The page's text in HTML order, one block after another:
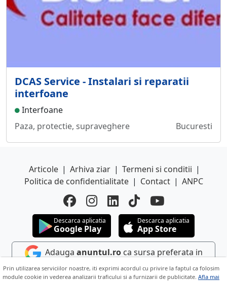
DCAS Service - Instalari si reparatii
interfoane
Interfoane
Paza, protectie, supraveghere
Bucuresti
Articole | Arhiva ziar | Termeni si conditii |
Politica de confidentialitate | Contact | ANPC
Descarca aplicatia
Google Play
Descarca aplicatia
App Store
Adauga anuntul.roca sursa preferata in
Google
Prin utilizarea serviciilor noastre, iti exprimi acordul cu privire la faptul ca folosim
module cookie in vederea analizarii traficului si a furnizarii de publicitate. Afla mai